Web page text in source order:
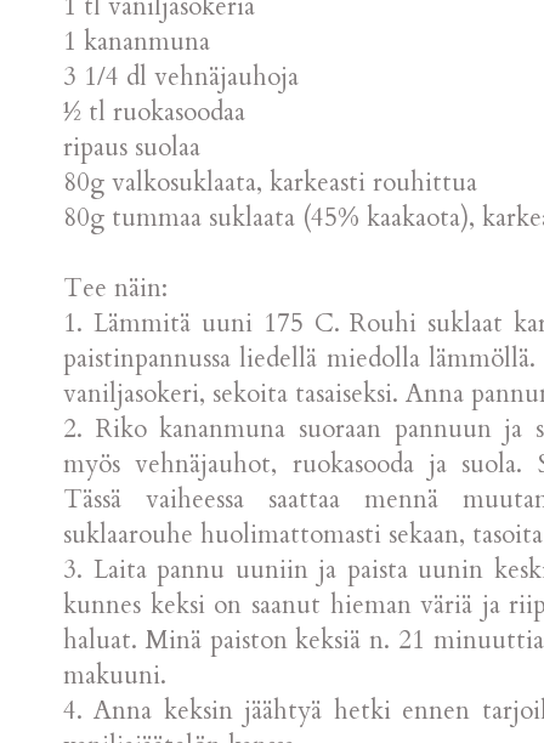
1 kananmuna
3 1/4 dl vehnäjauhoja
½ tl ruokasoodaa
ripaus suolaa
80g valkosuklaata, karkeasti rouhittua
80g tummaa suklaata (45% kaakaota),
Tee näin:
1. Lämmitä uuni 175 C. Rouhi suklaat
paistinpannussa liedellä miedolla
vaniljasokeri, sekoita tasaiseksi. Anna
2. Riko kananmuna suoraan pannuun ja
myös vehnäjauhot, ruokasooda ja suola.
Tässä vaiheessa saattaa mennä
suklaarouhe huolimattomasti sekaan,
3. Laita pannu uuniin ja paista uunin
kunnes keksi on saanut hieman väriä ja
haluat. Minä paiston keksiä n. 21
makuuni.
4. Anna keksin jäähtyä hetki ennen